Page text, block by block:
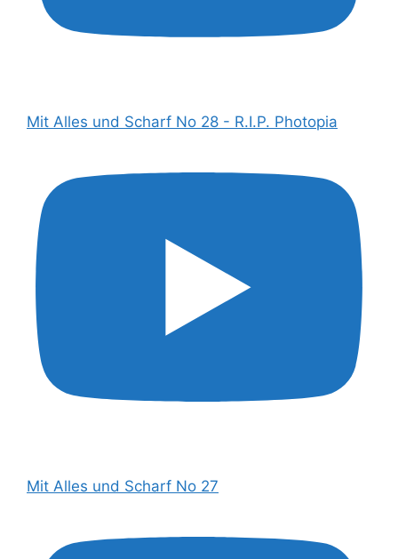
Mit Alles und Scharf No 28 - R.I.P. Photopia
Mit Alles und Scharf No 27